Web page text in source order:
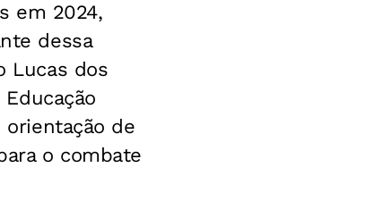
em 2024,
dessa
Lucas dos
orientação de
o combate